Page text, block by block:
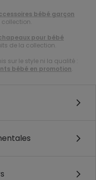
bébé garçon
pour bébé
de la collection.
sur le style ni la qualité :
bébé en promotion.